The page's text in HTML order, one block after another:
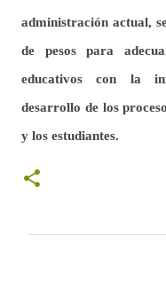
administración actual,
de pesos para
educativos con la
desarrollo de los
y los estudiantes.